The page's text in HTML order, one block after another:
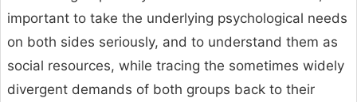
important to take the underlying psychological needs
on both sides seriously, and to understand them as
social resources, while tracing the sometimes widely
divergent demands of both groups back to their